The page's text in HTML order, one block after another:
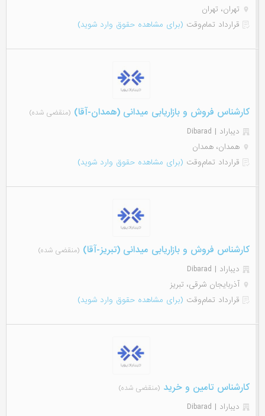
تهران، تهران
قرارداد تمام‌وقت (برای مشاهده حقوق وارد شوید)
کارشناس فروش و بازاریابی میدانی (همدان-آقا) (منقضی شده)
دیباراد | Dibarad
همدان، همدان
قرارداد تمام‌وقت (برای مشاهده حقوق وارد شوید)
کارشناس فروش و بازاریابی میدانی (تبریز-آقا) (منقضی شده)
دیباراد | Dibarad
آذربایجان شرقی، تبریز
قرارداد تمام‌وقت (برای مشاهده حقوق وارد شوید)
کارشناس تامین و خرید (منقضی شده)
دیباراد | Dibarad